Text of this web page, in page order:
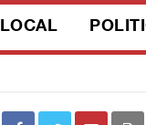
LOCAL